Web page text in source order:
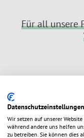
Für all unsere
13:30
Datenschutzeinstellungen
Wir setzen auf unserer
während andere uns helfen
zu betreiben. Sie können dies